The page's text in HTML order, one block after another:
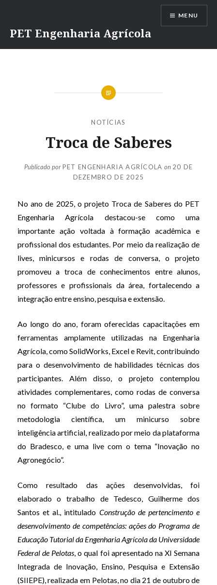
conteúdo
PET Engenharia Agrícola
MENU
NOTÍCIAS
Troca de Saberes
Publicado porPET ENGENHARIA AGRÍCOLA on 20 DE
DEZEMBRO DE 2025
No ano de 2025, o projeto Troca de Saberes do PET
Engenharia Agrícola destacou-se como uma
importante ação voltada à formação acadêmica e
profissional dos estudantes. Por meio da realização de
lives, minicursos e rodas de conversa, o projeto
promoveu a troca de conhecimentos entre alunos,
professores e profissionais da área, fortalecendo a
integração entre ensino, pesquisa e extensão.
Ao longo do ano, foram oferecidas capacitações em
ferramentas amplamente utilizadas na Engenharia
Agrícola, como SolidWorks, Excel e Revit, contribuindo
para o desenvolvimento de habilidades técnicas dos
participantes. Além disso, o projeto contemplou
atividades complementares, como rodas de conversa
no formato “Clube do Livro”, uma palestra sobre
metodologia científica, um minicurso sobre
inteligência artificial, realizado por meio da plataforma
do Bradesco, e uma live com o tema “Inovação no
Agronegócio”.
Como resultado das ações desenvolvidas, foi
elaborado o trabalho de Tedesco, Guilherme dos
Santos et al., intitulado Construção de pertencimento e
desenvolvimento de competências: ações do Programa de
Educação Tutorial da Engenharia Agrícola da Universidade
Federal de Pelotas , o qual foi apresentado na XI Semana
Integrada de Inovação, Ensino, Pesquisa e Extensão
(SIIEPE), realizada em Pelotas, no dia 21 de outubro de